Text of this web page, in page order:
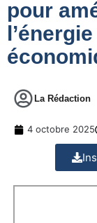
pour
La Rédaction
4 octobre 2025